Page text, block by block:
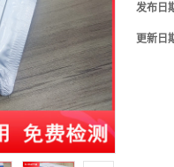
发布日
更新日